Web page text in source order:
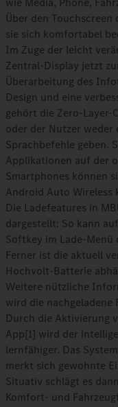
Über den Touchscreen
sie sich komfortabel
Im Zuge der leicht
Zentral-Display jetzt
Überarbeitung des
Design und eine
gehört die Zero-Layer-
oder der Nutzer
Sprachbefehle geben.
Applikationen auf der
Smartphones können
Android Auto Wireless
Die Ladefeatures in
dargestellt: So kann
Softkey im Lade-Menü
Ferner ist die aktuell
Hochvolt-Batterie
Weitere nützliche
wird die nachgeladene
Durch die Aktivierung
App[1] wird der
lernfähiger. Das
merkt sich gewohnte
Situativ schlägt es
Komfort- und